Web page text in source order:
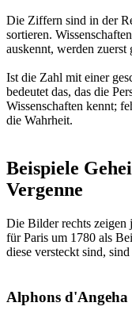
Die Ziffern sind in der
sortieren.
auskennt, werden zuerst
Ist die Zahl mit einer
bedeutet das, das die
Wissenschaften kennt;
die Wahrheit.
Beispiele
Vergenne
Die Bilder rechts
für Paris um 1780 als
diese versteckt sind,
Alphons d'Angeha